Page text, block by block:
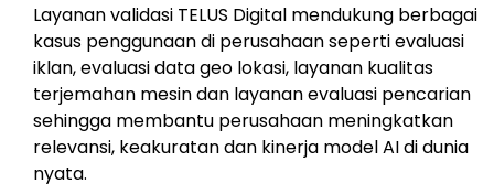
Layanan validasi TELUS Digital mendukung berbagai
kasus penggunaan di perusahaan seperti evaluasi
iklan, evaluasi data geo lokasi, layanan kualitas
terjemahan mesin dan layanan evaluasi pencarian
sehingga membantu perusahaan meningkatkan
relevansi, keakuratan dan kinerja model AI di dunia
nyata.